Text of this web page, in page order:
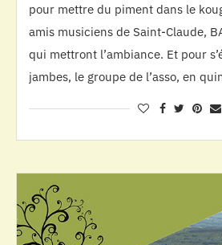
pour mettre du piment dans le
amis musiciens de Saint-Claude,
qui mettront l’ambiance. Et pour
jambes, le groupe de l’asso, en